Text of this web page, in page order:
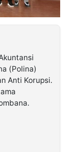
(Polina)
Anti Korupsi.